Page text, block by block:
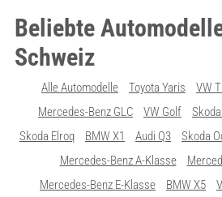
Beliebte
Schweiz
Alle Automodelle Toyota Yaris VW
Mercedes-Benz GLC
VW Golf
Skoda Elroq
BMW X1 Audi Q3 Skoda
Mercedes-Benz A-Klasse
Mercedes-Benz E-Klasse
BMW X5